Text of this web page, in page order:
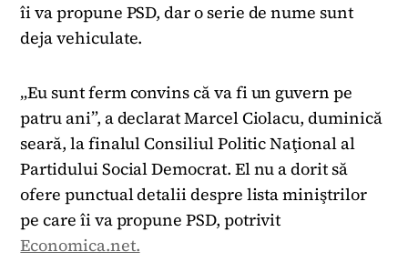
îi va propune PSD, dar o serie de nume sunt
deja vehiculate.
„Eu sunt ferm convins că va fi un guvern pe
patru ani”, a declarat Marcel Ciolacu, duminică
seară, la finalul Consiliul Politic Naţional al
Partidului Social Democrat. El nu a dorit să
ofere punctual detalii despre lista miniştrilor
pe care îi va propune PSD, potrivit
Economica.net.